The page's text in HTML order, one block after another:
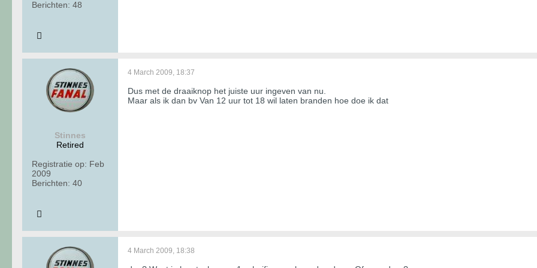
Berichten: 48
Stinnes
Retired
Registratie op: Feb
2009
Berichten: 40
4 March 2009, 18:37
Dus met de draaiknop het juiste uur ingeven van nu.
Maar als ik dan bv Van 12 uur tot 18 wil laten branden hoe doe ik dat
4 March 2009, 18:38